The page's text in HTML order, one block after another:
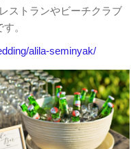
ストランやビーチクラブ
。
alila-seminyak/